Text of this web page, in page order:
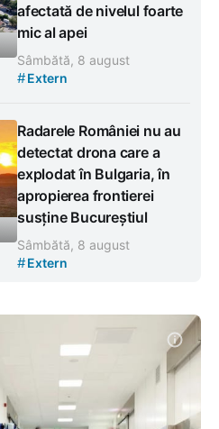
afectată de nivelul foarte
mic al apei
Sâmbătă, 8 august
#Extern
Radarele României nu au
detectat drona care a
explodat în Bulgaria, în
apropierea frontierei
susține Bucureștiul
Sâmbătă, 8 august
#Extern